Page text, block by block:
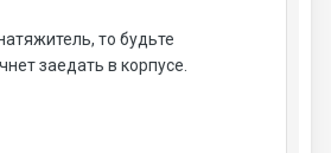
то будьте
заедать в корпусе.